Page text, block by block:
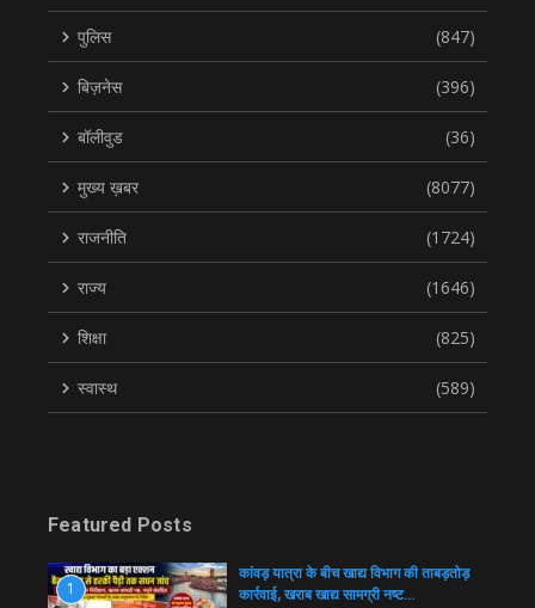
पुलिस (847)
बिज़नेस (396)
बॉलीवुड (36)
मुख्य ख़बर (8077)
राजनीति (1724)
राज्य (1646)
शिक्षा (825)
स्वास्थ (589)
Featured Posts
1
कांवड़ यात्रा के बीच खाद्य विभाग की ताबड़तोड़
कार्रवाई, खराब खाद्य सामग्री नष्ट…